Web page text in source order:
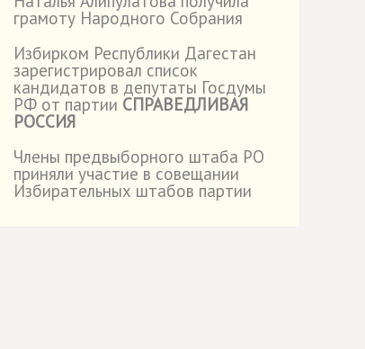
грамоту Народного Собрания
Избирком Республики Дагестан
зарегистрировал список
кандидатов в депутаты Госдумы
РФ от партии СПРАВЕДЛИВАЯ
РОССИЯ
Члены предвыборного штаба РО
приняли участие в совещании
Избирательных штабов партии